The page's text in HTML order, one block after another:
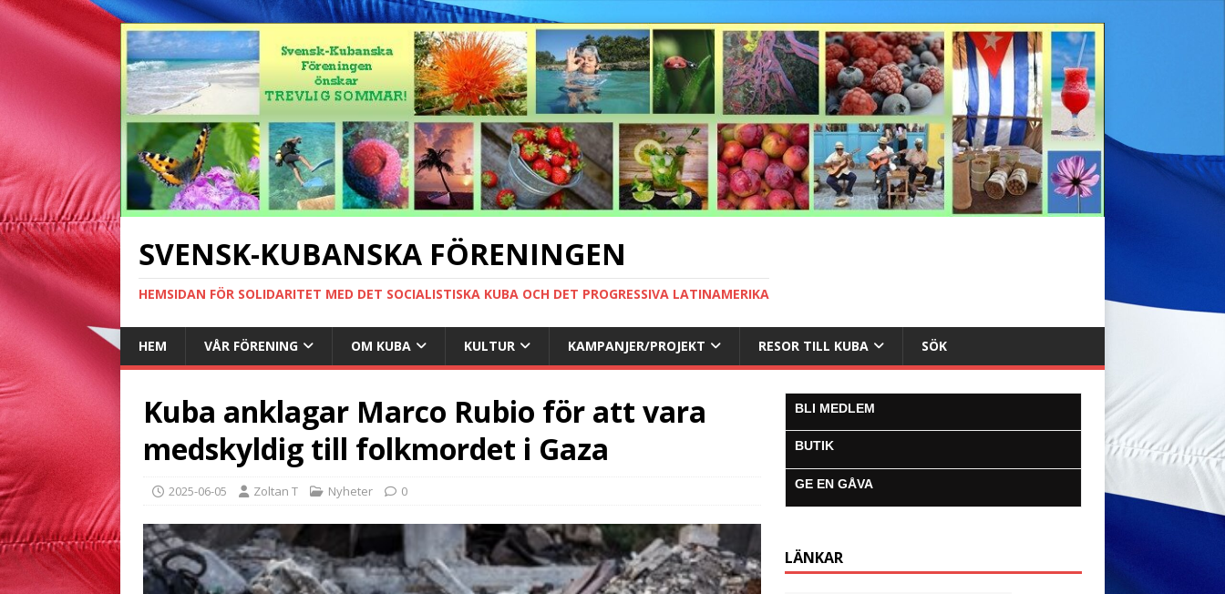
SVENSK-KUBANSKA FÖRENINGEN
HEMSIDAN FÖR SOLIDARITET MED DET SOCIALISTISKA KUBA OCH DET PROGRESSIVA LATINAMERIKA
HEM VÅR FÖRENING OM KUBA KULTUR KAMPANJER/PROJEKT RESOR TILL KUBA SÖK
Kuba anklagar Marco Rubio för att vara
medskyldig till folkmordet i Gaza
2025-06-05 Zoltan T Nyheter 0
BLI MEDLEM
BUTIK
GE EN GÅVA
LÄNKAR